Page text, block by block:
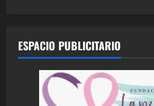
ESPACIO PUBLICITARIO